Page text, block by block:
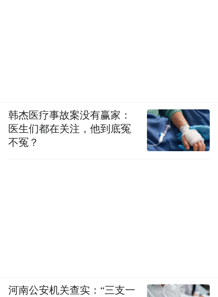
韩杰医疗事故案没有赢家：
医生们都在关注，他到底冤
不冤？
河南公安机关查实：“三支一